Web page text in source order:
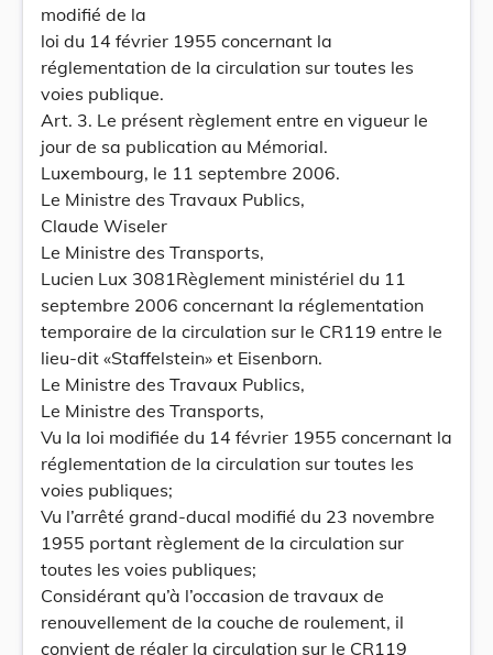
modifié de la
loi du 14 février 1955 concernant la
réglementation de la circulation sur toutes les
voies publique.
Art. 3. Le présent règlement entre en vigueur le
jour de sa publication au Mémorial.
Luxembourg, le 11 septembre 2006.
Le Ministre des Travaux Publics,
Claude Wiseler
Le Ministre des Transports,
Lucien Lux 3081Règlement ministériel du 11
septembre 2006 concernant la réglementation
temporaire de la circulation sur le CR119 entre le
lieu-dit «Staffelstein» et Eisenborn.
Le Ministre des Travaux Publics,
Le Ministre des Transports,
Vu la loi modifiée du 14 février 1955 concernant la
réglementation de la circulation sur toutes les
voies publiques;
Vu l’arrêté grand-ducal modifié du 23 novembre
1955 portant règlement de la circulation sur
toutes les voies publiques;
Considérant qu’à l’occasion de travaux de
renouvellement de la couche de roulement, il
convient de régler la circulation sur le CR119